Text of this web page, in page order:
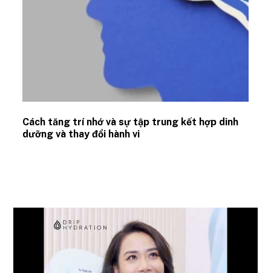
Cách tăng trí nhớ và sự tập trung kết hợp dinh
dưỡng và thay đổi hành vi